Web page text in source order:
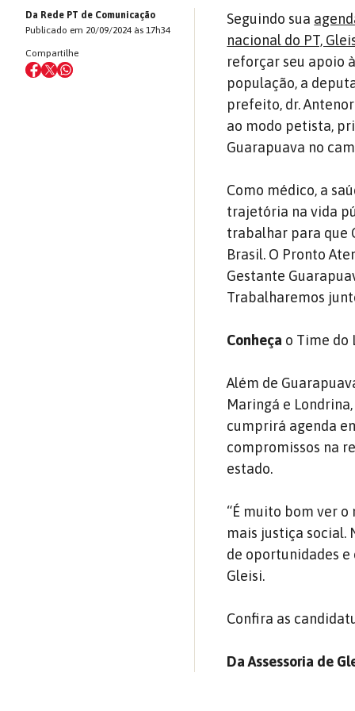
Da Rede PT de Comunicação
Publicado em 20/09/2024 às 17h34
Compartilhe
Seguindo sua
nacional do PT,
reforçar seu apoio
população, a
prefeito, dr.
ao modo petista,
Guarapuava no
Como médico, a
trajetória na vida
trabalhar para que
Brasil. O Pronto
Gestante
Trabalharemos
Conheça o Time do
Além de
Maringá e
cumprirá agenda
compromissos na
estado.
“É muito bom ver
mais justiça social.
de oportunidades e
Gleisi.
Confira as
Da Assessoria de